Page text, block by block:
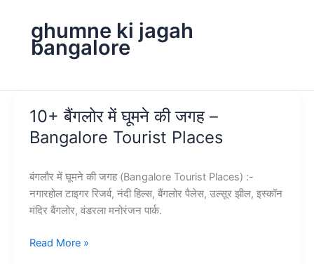
ghumne ki jagah
bangalore
10+ बैंगलोर में घूमने की जगह –
Bangalore Tourist Places
बंगलौर में घूमने की जगह (Bangalore Tourist Places) :-
नगारहोल टाइगर रिजर्व, नंदी हिल्स, बैंगलोर पैलेस, उल्सूर झील, इस्कॉन
मंदिर बैंगलोर, वंडरला मनोरंजन पार्क.
10+
Read More »